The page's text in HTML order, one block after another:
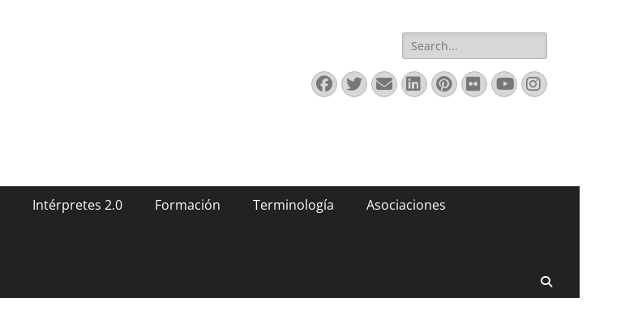
Buscar:
Facebook
Twitter
Correo
electrónico
LinkedIn
Pinterest
FlickrYouTube
Instagram
Intérpretes 2.0 Formación Terminología Asociaciones